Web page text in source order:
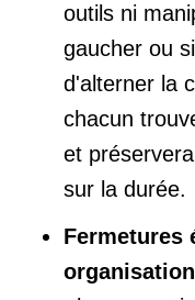
outils ni
gaucher ou
d'alterner la
chacun
et
sur la durée.
Fermetures